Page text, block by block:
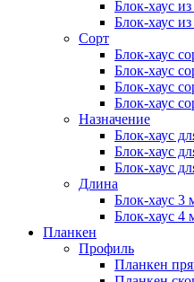
Блок-хаус
Блок-хаус
Сорт
Блок-хаус
Блок-хаус
Блок-хаус
Блок-хаус
Назначение
Блок-хаус
Блок-хаус
Блок-хаус
Длина
Блок-хаус 3
Блок-хаус 4
Планкен
Профиль
Планкен